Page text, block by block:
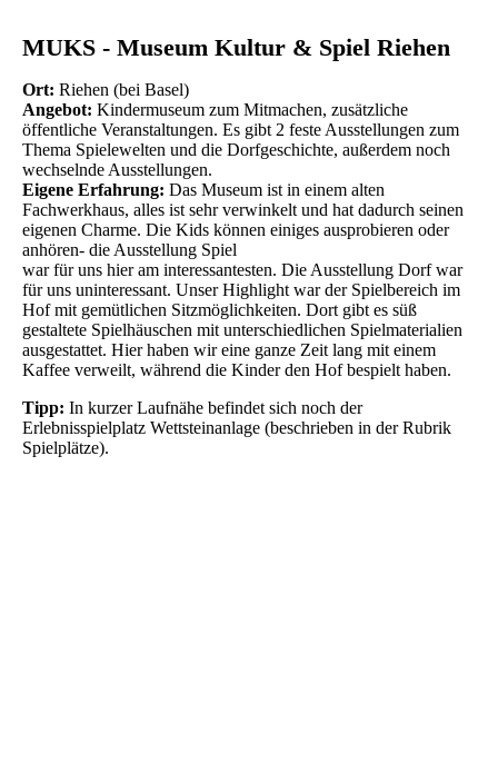
MUKS - Museum Kultur & Spiel Riehen
Ort: Riehen (bei Basel)
Angebot: Kindermuseum zum Mitmachen, zusätzliche
öffentliche Veranstaltungen. Es gibt 2 feste Ausstellungen zum
Thema Spielewelten und die Dorfgeschichte, außerdem noch
wechselnde Ausstellungen.
Eigene Erfahrung: Das Museum ist in einem alten
Fachwerkhaus, alles ist sehr verwinkelt und hat dadurch seinen
eigenen Charme. Die Kids können einiges ausprobieren oder
anhören- die Ausstellung Spiel
war für uns hier am interessantesten. Die Ausstellung Dorf war
für uns uninteressant. Unser Highlight war der Spielbereich im
Hof mit gemütlichen Sitzmöglichkeiten. Dort gibt es süß
gestaltete Spielhäuschen mit unterschiedlichen Spielmaterialien
ausgestattet. Hier haben wir eine ganze Zeit lang mit einem
Kaffee verweilt, während die Kinder den Hof bespielt haben.
Tipp: In kurzer Laufnähe befindet sich noch der
Erlebnisspielplatz Wettsteinanlage (beschrieben in der Rubrik
Spielplätze).